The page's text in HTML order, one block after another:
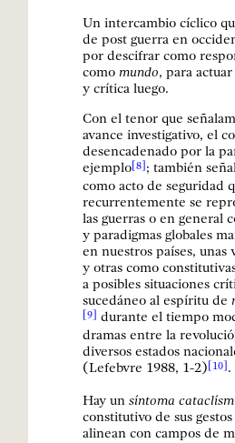
Un intercambio cíclico
de post guerra en
por descifrar como
como mundo, para
y crítica luego.
Con el tenor que
avance investigativo, el
desencadenado por la
ejemplo [8] ; también
como acto de seguridad
recurrentemente se
las guerras o en general
y paradigmas globales
en nuestros países,
y otras como
a posibles situaciones
sucedáneo al espíritu de
[9]
durante el tiempo
dramas entre la
diversos estados
(Lefebvre 1988, 1-2) [10] .
Hay un síntoma
constitutivo de sus
alinean con campos de